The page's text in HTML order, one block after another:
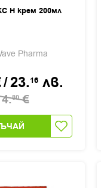
Н крем 200мл
Pharma
/23.16 лв.
80 €